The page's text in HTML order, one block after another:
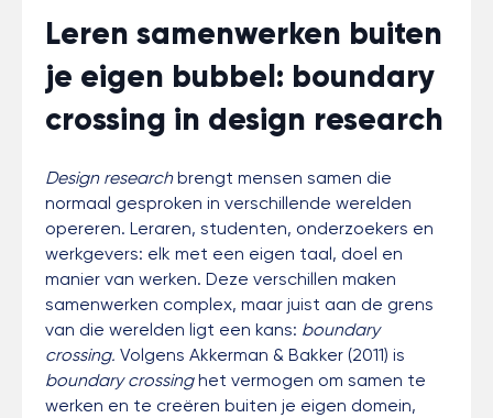
Leren samenwerken buiten
je eigen bubbel: boundary
crossing in design research
Design researchbrengt mensen samen die
normaal gesproken in verschillende werelden
opereren. Leraren, studenten, onderzoekers en
werkgevers: elk met een eigen taal, doel en
manier van werken. Deze verschillen maken
samenwerken complex, maar juist aan de grens
van die werelden ligt een kans: boundary
crossing. Volgens Akkerman & Bakker (2011) is
boundary crossinghet vermogen om samen te
werken en te creëren buiten je eigen domein,